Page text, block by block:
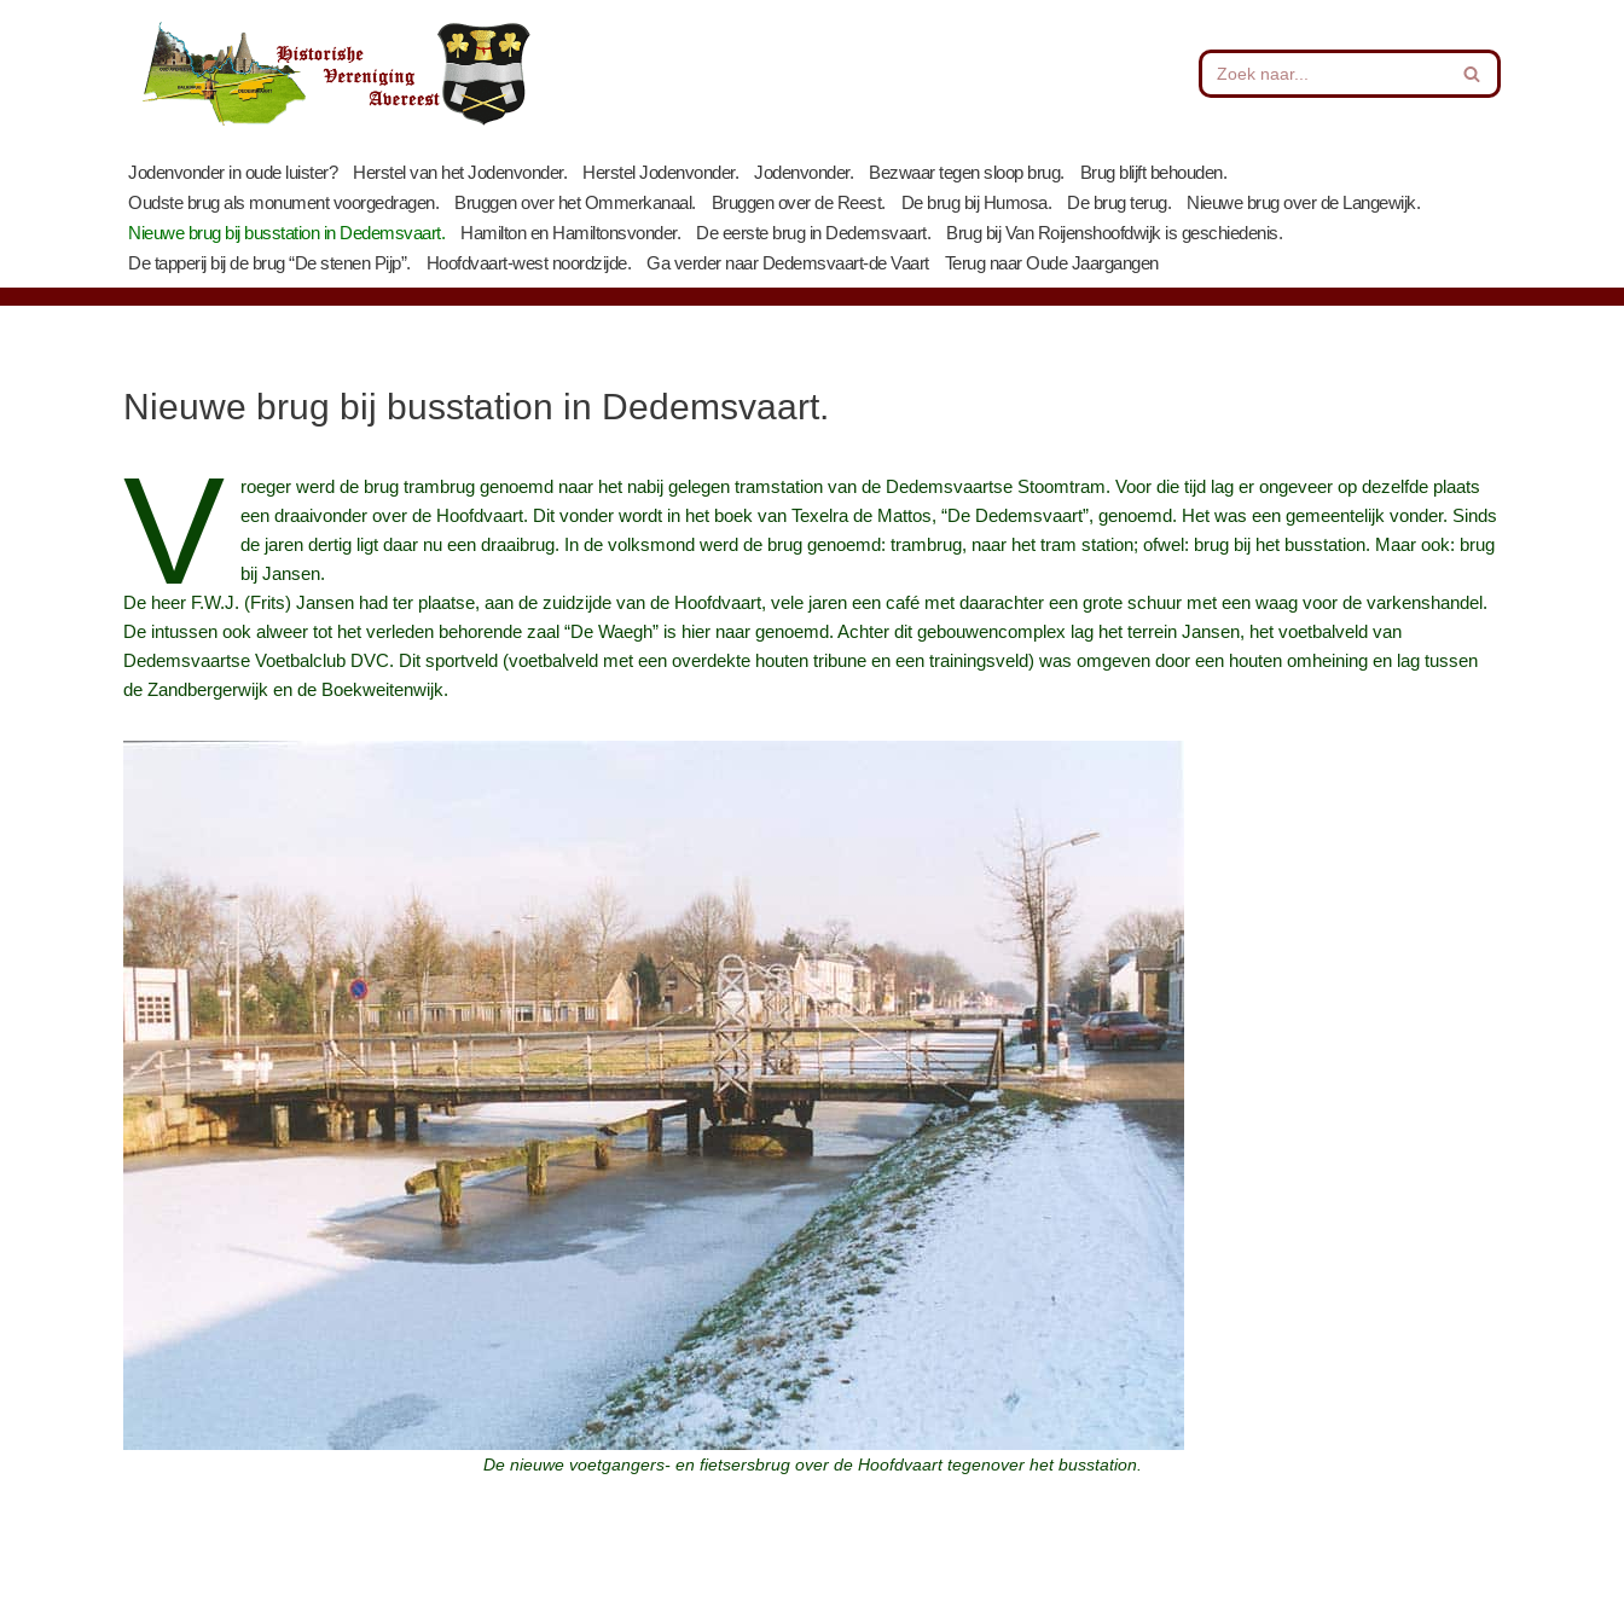
Jodenvonder in oude luister?
Herstel van het Jodenvonder. Herstel Jodenvonder. Jodenvonder. Bezwaar tegen sloop brug.
Brug blijft behouden.
Oudste brug als monument voorgedragen.
Bruggen over het Ommerkanaal. Bruggen over de Reest. De brug bij Humosa. De brug terug.
Nieuwe brug over de Langewijk.
Nieuwe brug bij busstation in Dedemsvaart.
Hamilton en Hamiltonsvonder. De eerste brug in Dedemsvaart.
Brug bij Van Roijenshoofdwijk is geschiedenis.
De tapperij bij de brug “De stenen Pijp”.
Hoofdvaart-west noordzijde. Ga verder naar Dedemsvaart-de Vaart Terug naar Oude Jaargangen
Nieuwe brug bij busstation in Dedemsvaart.
V
roeger werd de brug trambrug genoemd naar het nabij gelegen tramstation van de Dedemsvaartse Stoomtram. Voor die tijd lag er ongeveer op dezelfde plaats
een draaivonder over de Hoofdvaart. Dit vonder wordt in het boek van Texelra de Mattos, “De Dedemsvaart”, genoemd. Het was een gemeentelijk vonder. Sinds
de jaren dertig ligt daar nu een draaibrug. In de volksmond werd de brug genoemd: trambrug, naar het tram station; ofwel: brug bij het busstation. Maar ook: brug
bij Jansen.
De heer F.W.J. (Frits) Jansen had ter plaatse, aan de zuidzijde van de Hoofdvaart, vele jaren een café met daarachter een grote schuur met een waag voor de varkenshandel.
De intussen ook alweer tot het verleden behorende zaal “De Waegh” is hier naar genoemd. Achter dit gebouwencomplex lag het terrein Jansen, het voetbalveld van
Dedemsvaartse Voetbalclub DVC. Dit sportveld (voetbalveld met een overdekte houten tribune en een trainingsveld) was omgeven door een houten omheining en lag tussen
de Zandbergerwijk en de Boekweitenwijk.
De nieuwe voetgangers- en fietsersbrug over de Hoofdvaart tegenover het busstation.